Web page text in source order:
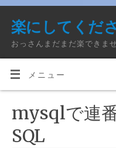
楽にしてくだ
おっさんまだまだ楽できませ
メニュー
mysqlで連
SQL